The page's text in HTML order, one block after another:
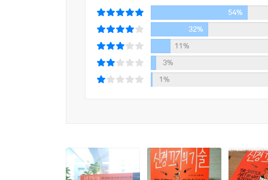
원하는가? 단언컨대 이 책이 그 질문에 가장 대담
54%
32%
11%
3%
1%